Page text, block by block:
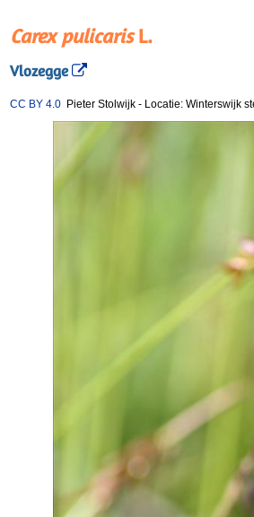
Carex pulicarisL.
Vlozegge
CC BY 4.0 Pieter Stolwijk - Locatie: Winterswijk